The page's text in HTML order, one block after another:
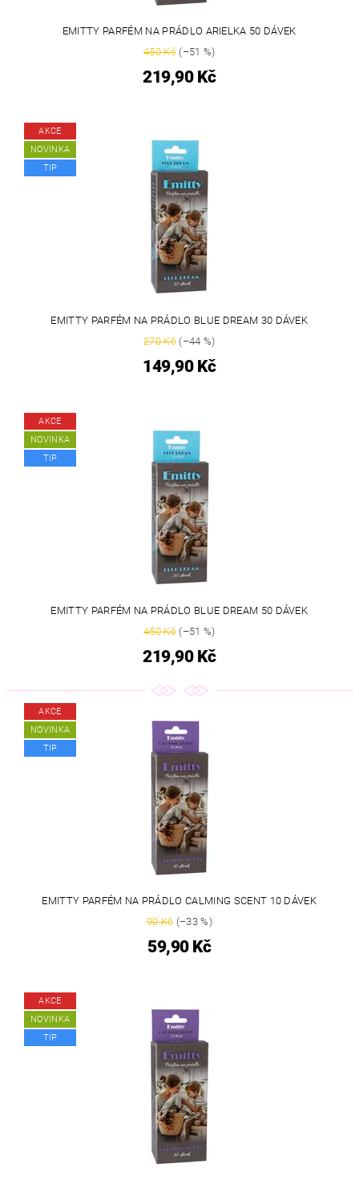
EMITTY PARFÉM NA PRÁDLO ARIELKA 50 DÁVEK
450 Kč(–51 %)
219,90 Kč
AKCE
NOVINKA
TIP
EMITTY PARFÉM NA PRÁDLO BLUE DREAM 30 DÁVEK
270 Kč(–44 %)
149,90 Kč
AKCE
NOVINKA
TIP
EMITTY PARFÉM NA PRÁDLO BLUE DREAM 50 DÁVEK
450 Kč(–51 %)
219,90 Kč
AKCE
NOVINKA
TIP
EMITTY PARFÉM NA PRÁDLO CALMING SCENT 10 DÁVEK
90 Kč(–33 %)
59,90 Kč
AKCE
NOVINKA
TIP